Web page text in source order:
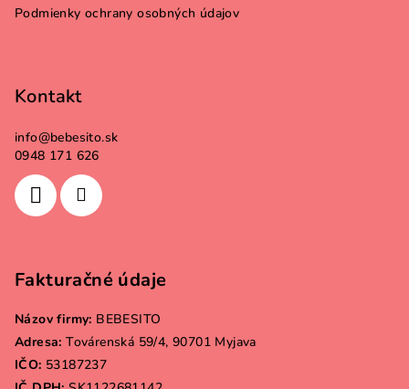
Podmienky ochrany osobných údajov
Kontakt
info@bebesito.sk
0948 171 626
Fakturačné údaje
Názov firmy: BEBESITO
Adresa: Továrenská 59/4, 90701 Myjava
IČO: 53187237